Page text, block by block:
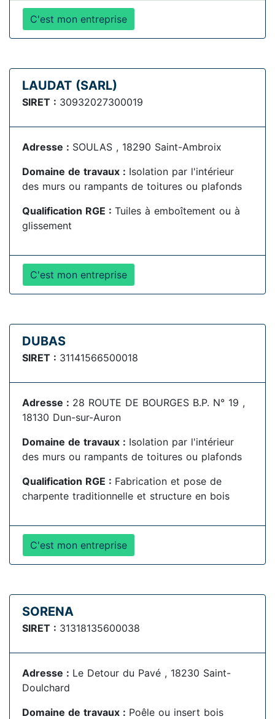
C'est mon entreprise
LAUDAT (SARL)
SIRET : 30932027300019
Adresse : SOULAS , 18290 Saint-Ambroix
Domaine de travaux : Isolation par l'intérieur
des murs ou rampants de toitures ou plafonds
Qualification RGE : Tuiles à emboîtement ou à
glissement
C'est mon entreprise
DUBAS
SIRET : 31141566500018
Adresse : 28 ROUTE DE BOURGES B.P. N° 19 ,
18130 Dun-sur-Auron
Domaine de travaux : Isolation par l'intérieur
des murs ou rampants de toitures ou plafonds
Qualification RGE : Fabrication et pose de
charpente traditionnelle et structure en bois
C'est mon entreprise
SORENA
SIRET : 31318135600038
Adresse : Le Detour du Pavé , 18230 Saint-
Doulchard
Domaine de travaux : Poêle ou insert bois